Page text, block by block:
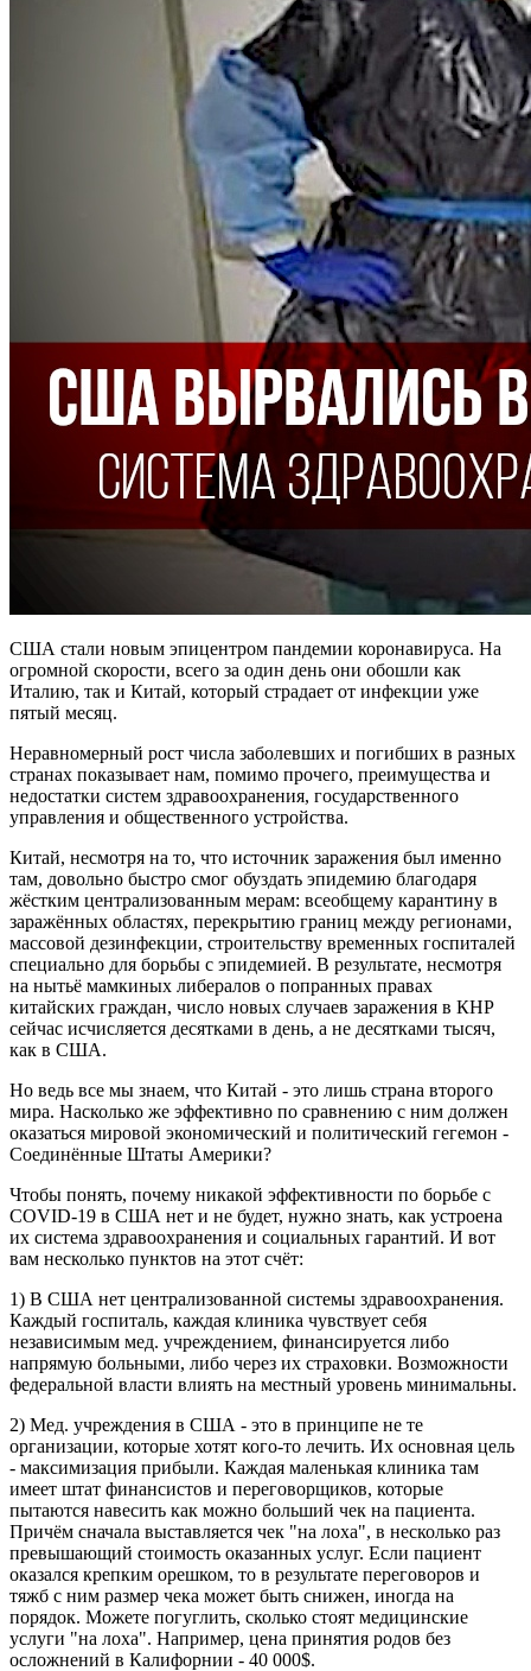
США стали новым эпицентром пандемии коронавируса. На
огромной скорости, всего за один день они обошли как
Италию, так и Китай, который страдает от инфекции уже
пятый месяц.
Неравномерный рост числа заболевших и погибших в разных
странах показывает нам, помимо прочего, преимущества и
недостатки систем здравоохранения, государственного
управления и общественного устройства.
Китай, несмотря на то, что источник заражения был именно
там, довольно быстро смог обуздать эпидемию благодаря
жёстким централизованным мерам: всеобщему карантину в
заражённых областях, перекрытию границ между регионами,
массовой дезинфекции, строительству временных госпиталей
специально для борьбы с эпидемией. В результате, несмотря
на нытьё мамкиных либералов о попранных правах
китайских граждан, число новых случаев заражения в КНР
сейчас исчисляется десятками в день, а не десятками тысяч,
как в США.
Но ведь все мы знаем, что Китай - это лишь страна второго
мира. Насколько же эффективно по сравнению с ним должен
оказаться мировой экономический и политический гегемон -
Соединённые Штаты Америки?
Чтобы понять, почему никакой эффективности по борьбе с
COVID-19 в США нет и не будет, нужно знать, как устроена
их система здравоохранения и социальных гарантий. И вот
вам несколько пунктов на этот счёт:
1) В США нет централизованной системы здравоохранения.
Каждый госпиталь, каждая клиника чувствует себя
независимым мед. учреждением, финансируется либо
напрямую больными, либо через их страховки. Возможности
федеральной власти влиять на местный уровень минимальны.
2) Мед. учреждения в США - это в принципе не те
организации, которые хотят кого-то лечить. Их основная цель
- максимизация прибыли. Каждая маленькая клиника там
имеет штат финансистов и переговорщиков, которые
пытаются навесить как можно больший чек на пациента.
Причём сначала выставляется чек "на лоха", в несколько раз
превышающий стоимость оказанных услуг. Если пациент
оказался крепким орешком, то в результате переговоров и
тяжб с ним размер чека может быть снижен, иногда на
порядок. Можете погуглить, сколько стоят медицинские
услуги "на лоха". Например, цена принятия родов без
осложнений в Калифорнии - 40 000$.